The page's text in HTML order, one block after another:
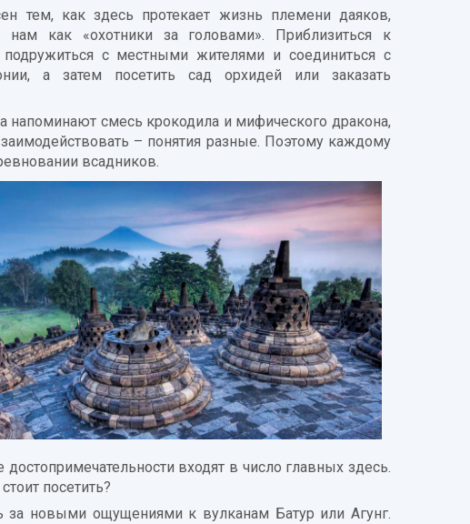
тем, как здесь протекает жизнь племени даяков,
как «охотники за головами». Приблизиться к
с местными жителями и соединиться с
а затем посетить сад орхидей или заказать
смесь крокодила и мифического дракона,
– понятия разные. Поэтому каждому
всадников.
входят в число главных здесь.
посетить?
за новыми ощущениями к вулканам Батур или Агунг.